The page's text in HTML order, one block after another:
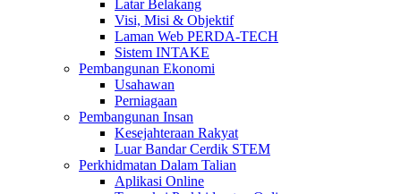
Latar Belakang
Visi, Misi & Objektif
Laman Web PERDA-TECH
Sistem INTAKE
Pembangunan Ekonomi
Usahawan
Perniagaan
Pembangunan Insan
Kesejahteraan Rakyat
Luar Bandar Cerdik STEM
Perkhidmatan Dalam Talian
Aplikasi Online